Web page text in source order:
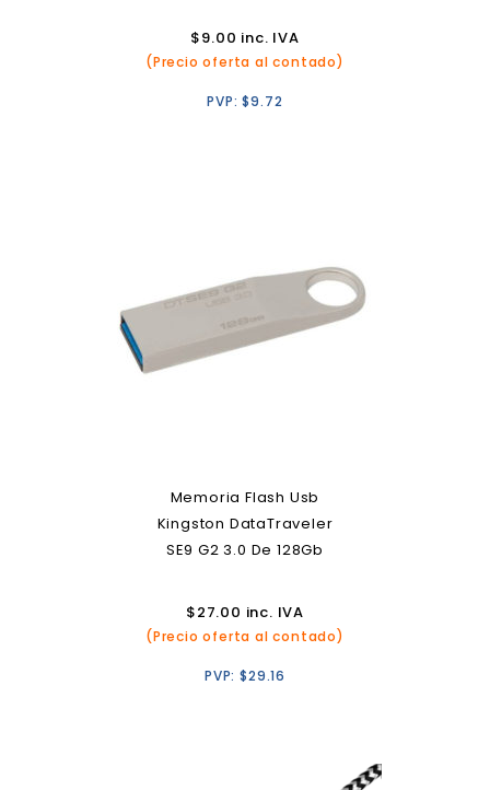
$9.00 inc. IVA
(Precio oferta al contado)
PVP:$9.72
Memoria Flash Usb
Kingston DataTraveler
SE9 G2 3.0 De 128Gb
$27.00 inc. IVA
(Precio oferta al contado)
PVP:$29.16